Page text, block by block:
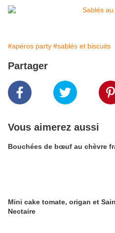
#apéros party #sablés et biscuits
Partager
Vous aimerez aussi
Bouchées de bœuf au chèvre
Mini cake tomate, origan et
Nectaire